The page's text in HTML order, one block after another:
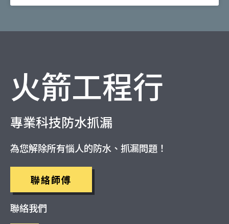
火箭工程行
專業科技防水抓漏
為您解除所有惱人的防水、抓漏問題！
聯絡師傅
聯絡我們